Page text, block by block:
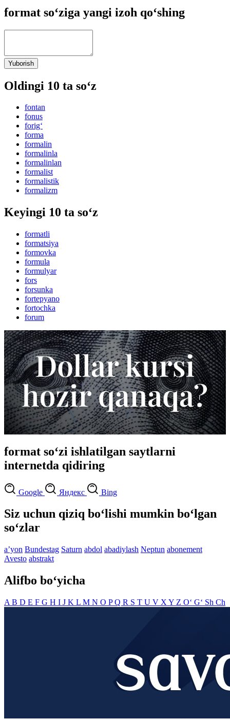
format so‘ziga yangi izoh qo‘shing
Yuborish
Oldingi 10 ta so‘z
fontan
fonus
forig‘
forma
formalin
formalinla
formalinlan
formalist
formalistik
formalizm
Keyingi 10 ta so‘z
formatli
formatsiya
formovka
formula
formulyar
fors
forsunka
fortepyano
fortochka
forum
format so‘zi ishlatilgan saytlarni
internetda qidiring
Google Яндекс Bing
Siz uchun qiziq bo‘lishi mumkin bo‘lgan
so‘zlar
aʼyon Bundestag Saturn abdol abadiylash Neptun abonement
Avesto abstrakt
Alifbo bo‘yicha
A B D E F G H I J K L M N O PQ R S T U V X Y Z O‘ G‘ Sh Ch